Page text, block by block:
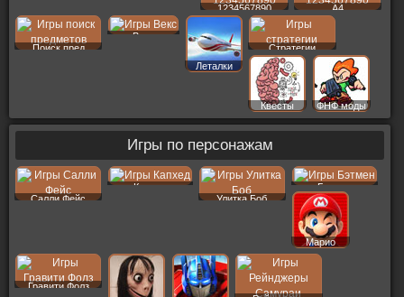
1234567890 A4
Поиск пред
Векс
Леталки
Стратегии
Квесты ФНФ моды
Игры по персонажам
Салли Фейс
Капхед
Улитка Боб
Бэтмен
Марио
Гравити Фолз